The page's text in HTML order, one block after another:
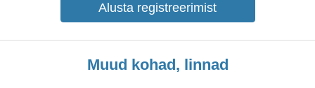
Alusta registreerimist
Muud kohad, linnad